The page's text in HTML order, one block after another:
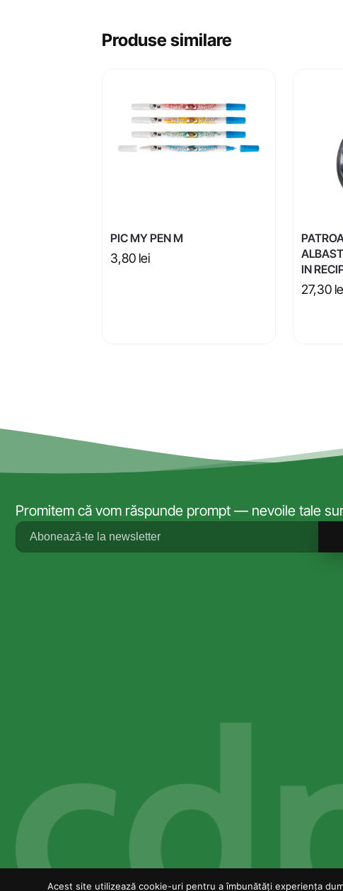
Produse similare
PIC MY PEN M
3,80 lei
IN
27,30
Promitem că vom răspunde prompt — nevoile tale
Acest site utilizează cookie-uri pentru a îmbunătăți experiența